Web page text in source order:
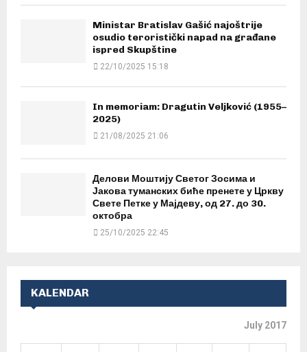
Ministar Bratislav Gašić najoštrije
osudio teroristički napad na građane
ispred Skupštine
22/10/2025 15:18
In memoriam: Dragutin Veljković (1955–
2025)
21/08/2025 21:06
Делови Моштију Светог Зосима и
Јакова туманских биће пренете у Цркву
Свете Петке у Мајдеву, од 27. до 30.
октобра
25/10/2025 22:45
KALENDAR
July 2017